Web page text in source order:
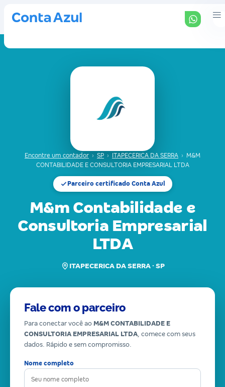
Encontre um contador › SP › ITAPECERICA DA SERRA › M&M
CONTABILIDADE E CONSULTORIA EMPRESARIAL LTDA
Parceiro certificado Conta Azul
M&m Contabilidade e
Consultoria Empresarial
LTDA
ITAPECERICA DA SERRA · SP
Fale com o parceiro
Para conectar você ao M&M CONTABILIDADE E
CONSULTORIA EMPRESARIAL LTDA, comece com seus
dados. Rápido e sem compromisso.
Nome completo